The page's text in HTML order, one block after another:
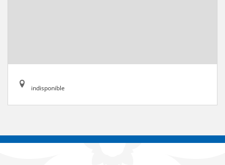
indisponible